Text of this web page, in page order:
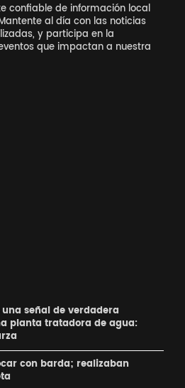
confiable de información local
al día con las noticias
y participa en la
que impactan a nuestra
señal de verdadera
planta tratadora de agua:
con barda; realizaban